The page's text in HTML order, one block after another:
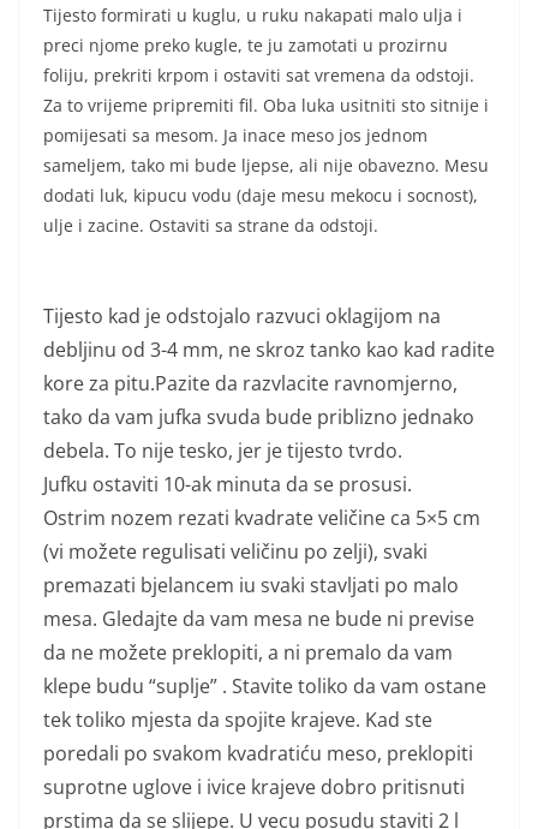
Tijesto formirati u kuglu, u ruku nakapati malo ulja i
preci njome preko kugle, te ju zamotati u prozirnu
foliju, prekriti krpom i ostaviti sat vremena da odstoji.
Za to vrijeme pripremiti fil. Oba luka usitniti sto sitnije i
pomijesati sa mesom. Ja inace meso jos jednom
sameljem, tako mi bude ljepse, ali nije obavezno. Mesu
dodati luk, kipucu vodu (daje mesu mekocu i socnost),
ulje i zacine. Ostaviti sa strane da odstoji.
Tijesto kad je odstojalo razvuci oklagijom na
debljinu od 3-4 mm, ne skroz tanko kao kad radite
kore za pitu.Pazite da razvlacite ravnomjerno,
tako da vam jufka svuda bude priblizno jednako
debela. To nije tesko, jer je tijesto tvrdo.
Jufku ostaviti 10-ak minuta da se prosusi.
Ostrim nozem rezati kvadrate veličine ca 5×5 cm
(vi možete regulisati veličinu po zelji), svaki
premazati bjelancem iu svaki stavljati po malo
mesa. Gledajte da vam mesa ne bude ni previse
da ne možete preklopiti, a ni premalo da vam
klepe budu “suplje” . Stavite toliko da vam ostane
tek toliko mjesta da spojite krajeve. Kad ste
poredali po svakom kvadratiću meso, preklopiti
suprotne uglove i ivice krajeve dobro pritisnuti
prstima da se slijepe. U vecu posudu staviti 2 l